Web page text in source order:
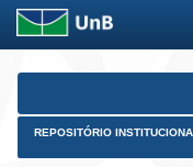
Skip
REPOSITÓRIO